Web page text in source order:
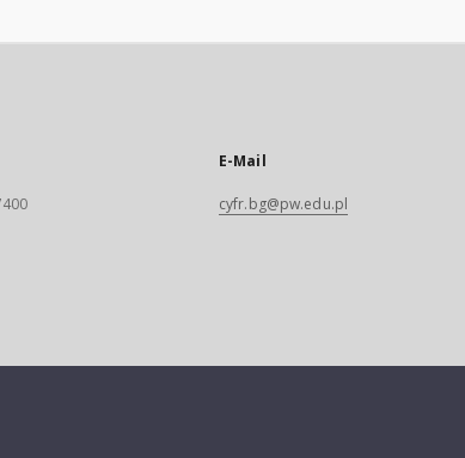
E-Mail
cyfr.bg@pw.edu.pl